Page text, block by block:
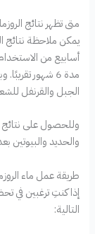
متى تظهر نتائج
يمكن ملاحظة نتائج
أسابيع من
مدة 6 شهور
الجبل والقرنفل
وللحصول على
والحديد والبيوتين
طريقة عمل ماء
إذا كنتِ ترغبين في
التالية: